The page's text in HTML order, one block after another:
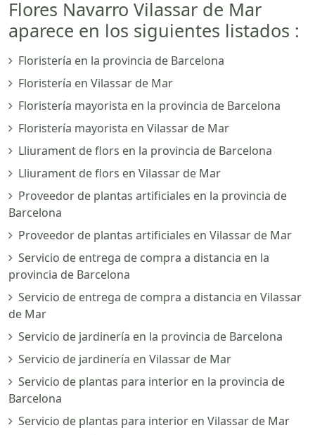
Flores Navarro Vilassar de Mar
aparece en los siguientes listados :
Floristería en la provincia de Barcelona
Floristería en Vilassar de Mar
Floristería mayorista en la provincia de Barcelona
Floristería mayorista en Vilassar de Mar
Lliurament de flors en la provincia de Barcelona
Lliurament de flors en Vilassar de Mar
Proveedor de plantas artificiales en la provincia de
Barcelona
Proveedor de plantas artificiales en Vilassar de Mar
Servicio de entrega de compra a distancia en la
provincia de Barcelona
Servicio de entrega de compra a distancia en Vilassar
de Mar
Servicio de jardinería en la provincia de Barcelona
Servicio de jardinería en Vilassar de Mar
Servicio de plantas para interior en la provincia de
Barcelona
Servicio de plantas para interior en Vilassar de Mar